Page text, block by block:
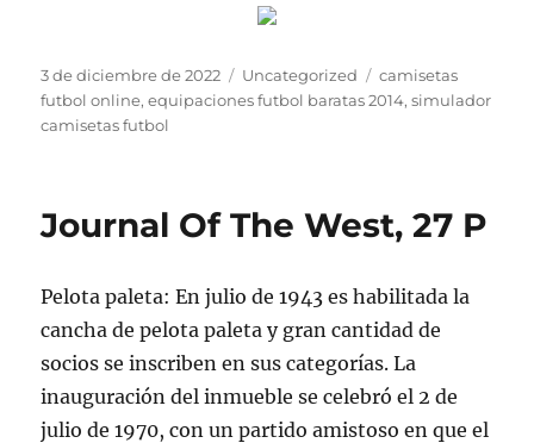
Publicado
el
3 de diciembre de 2022 Categorías
Uncategorized Etiquetas
camisetas
futbol online,equipaciones futbol baratas 2014,simulador
camisetas futbol
Journal Of The West, 27 P
Pelota paleta: En julio de 1943 es habilitada la
cancha de pelota paleta y gran cantidad de
socios se inscriben en sus categorías. La
inauguración del inmueble se celebró el 2 de
julio de 1970, con un partido amistoso en que el